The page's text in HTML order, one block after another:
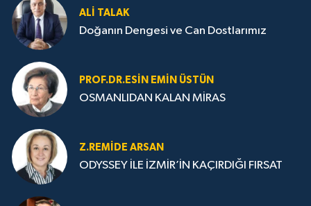
ALI TALAK
Doğanın Dengesi ve Can Dostlarımız
PROF.DR.ESIN EMIN ÜSTÜN
OSMANLIDAN KALAN MİRAS
Z.REMIDE ARSAN
ODYSSEY İLE İZMİR’İN KAÇIRDIĞI FIRSAT